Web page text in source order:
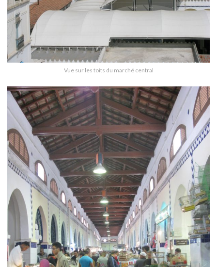
Vue sur les toits du marché central